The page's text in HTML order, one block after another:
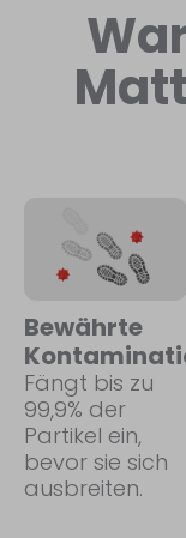
Bewährte
Fängt bis zu
99,9% der
Partikel ein,
bevor sie sich
ausbreiten.